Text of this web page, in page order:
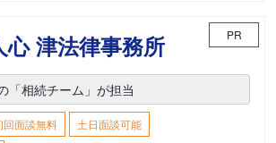
心 津法律事務所 PR
「相続チーム」が担当
回面談無料 土日面談可能